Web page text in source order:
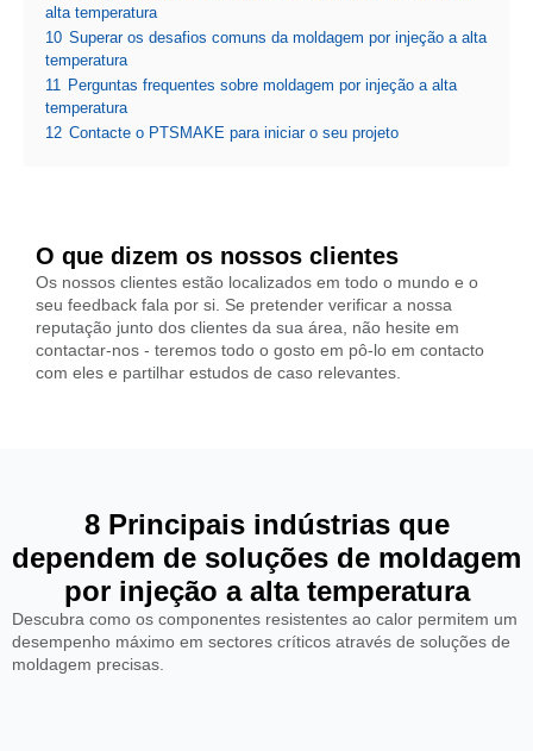
alta temperatura
10 Superar os desafios comuns da moldagem por injeção a alta
temperatura
11
Perguntas frequentes sobre moldagem por injeção a alta
temperatura
12 Contacte o PTSMAKE para iniciar o seu projeto
O que dizem os nossos clientes
Os nossos clientes estão localizados em todo o mundo e o
seu feedback fala por si. Se pretender verificar a nossa
reputação junto dos clientes da sua área, não hesite em
contactar-nos - teremos todo o gosto em pô-lo em contacto
com eles e partilhar estudos de caso relevantes.
8 Principais indústrias que
dependem de soluções de moldagem
por injeção a alta temperatura
Descubra como os componentes resistentes ao calor permitem um
desempenho máximo em sectores críticos através de soluções de
moldagem precisas.